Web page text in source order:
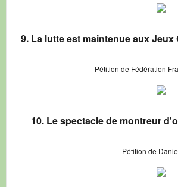
9. La lutte est maintenue aux Jeux
Pétition de Fédération
10. Le spectacle de montreur
Pétition de